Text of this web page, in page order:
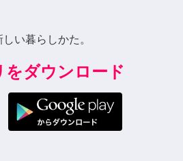
い暮らしかた。
をダウンロード